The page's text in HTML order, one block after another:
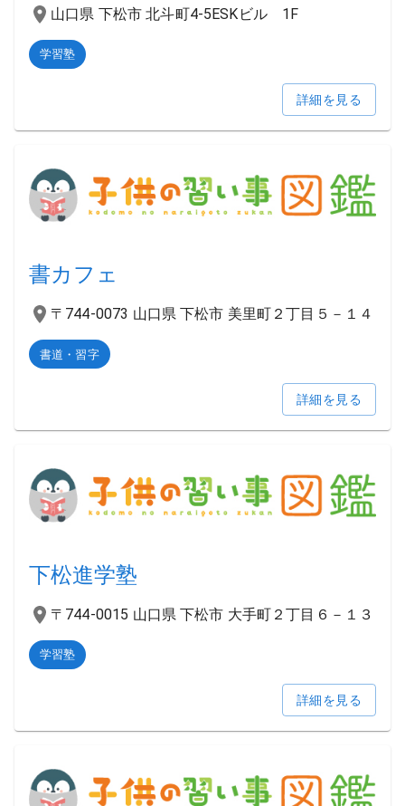
山口県 下松市 北斗町4-5ESKビル 1F
学習塾
詳細を見る
書カフェ
〒744-0073 山口県 下松市 美里町２丁目５－１４
書道・習字
詳細を見る
下松進学塾
〒744-0015 山口県 下松市 大手町２丁目６－１３
学習塾
詳細を見る